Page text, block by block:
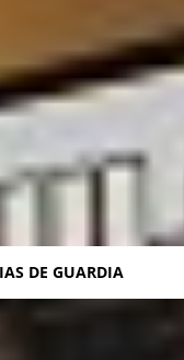
DE GUARDIA